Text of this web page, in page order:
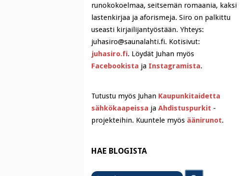
runokokoelmaa, seitsemän romaania, kaksi
lastenkirjaa ja aforismeja. Siro on palkittu
useasti kirjailijantyöstään. Yhteys:
juhasiro@saunalahti.fi. Kotisivut:
juhasiro.fi. Löydät Juhan myös
Facebookista ja Instagramista.
Tutustu myös Juhan Kaupunkitaidetta
sähkökaapeissa ja Ahdistuspurkit -
projekteihin. Kuuntele myös äänirunot.
HAE BLOGISTA